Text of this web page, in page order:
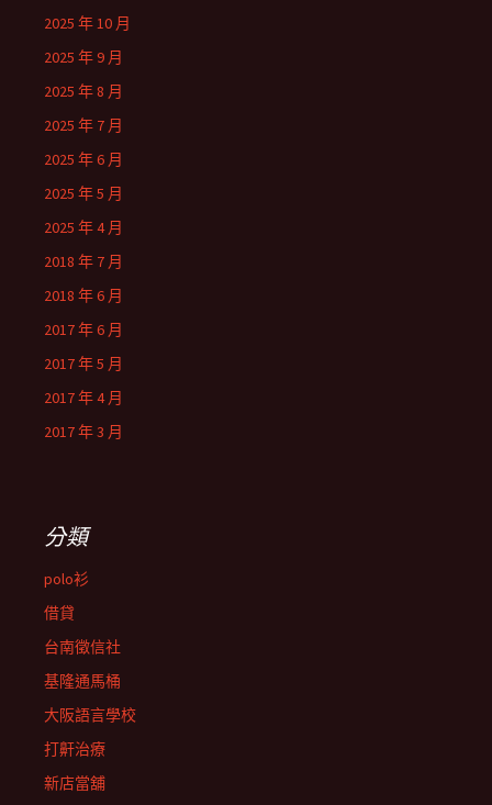
2025 年 10 月
2025 年 9 月
2025 年 8 月
2025 年 7 月
2025 年 6 月
2025 年 5 月
2025 年 4 月
2018 年 7 月
2018 年 6 月
2017 年 6 月
2017 年 5 月
2017 年 4 月
2017 年 3 月
分類
polo衫
借貸
台南徵信社
基隆通馬桶
大阪語言學校
打鼾治療
新店當舖